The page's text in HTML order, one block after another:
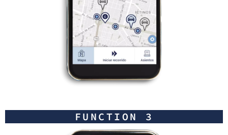
FUNCTION 3